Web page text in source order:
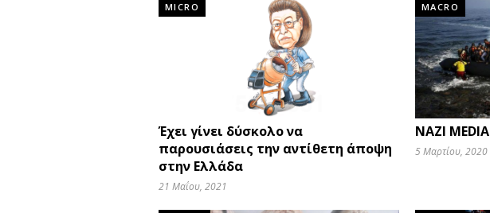
MICRO
Έχει γίνει δύσκολο να
παρουσιάσεις την αντίθετη άποψη
στην Ελλάδα
21 Μαΐου, 2021
MACRO
NAZI MEDIA
5 Μαρτίου, 2020